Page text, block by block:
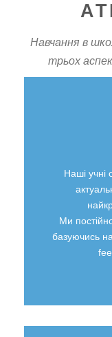
Навчання в
трьох
Наші учні
Ми
базуючись